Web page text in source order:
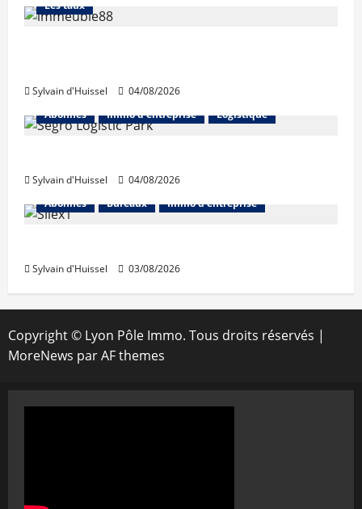
Les taux
Sylvain d'Huissel
04/08/2026
Abonnés
Immo d'entreprise Logistique
Sylvain d'Huissel
04/08/2026
Abonnés
Bureaux Immo d'entreprise
Sylvain d'Huissel 03/08/2026
Copyright © Lyon Pôle Immo. Tous droits réservés |
MoreNews par AF themes